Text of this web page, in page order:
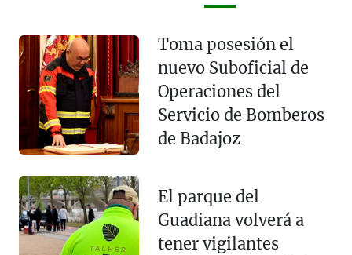
Toma posesión el
nuevo Suboficial de
Operaciones del
Servicio de Bomberos
de Badajoz
El parque del
Guadiana volverá a
tener vigilantes